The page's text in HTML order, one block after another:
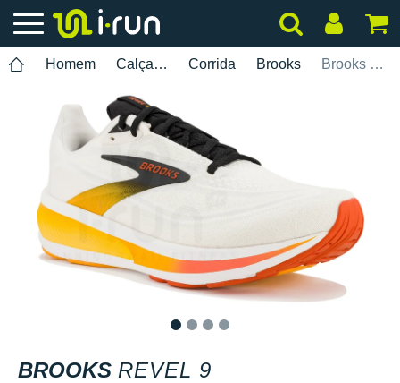
Homem Calçados Corrida Brooks Brooks Revel 9
BROOKS REVEL 9